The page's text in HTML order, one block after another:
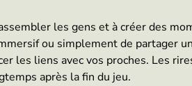
les gens et à créer des
ou simplement de partager
les liens avec vos proches. Les
après la fin du jeu.